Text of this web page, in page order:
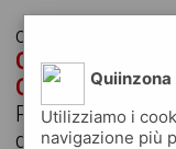
cerchiamo
CUSTOMER
COMMERCIALE
Profilo Per una
gruppo
Quiinzona
Utilizziamo i
navigazione più